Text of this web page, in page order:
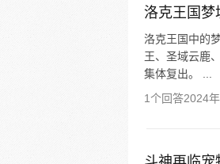
洛克王国梦
洛克王国中的
王、圣域云鹿
集体复出。 ...
1个回答2024